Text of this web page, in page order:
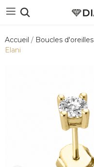
Accueil Boucles d'oreilles
Elani